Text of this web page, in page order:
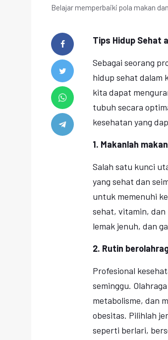
Belajar memperbaiki pola makan
Tips Hidup Sehat
Sebagai seorang
hidup sehat dalam
kita dapat
tubuh secara
kesehatan yang
1. Makanlah
Salah satu kunci
yang sehat dan
untuk memenuhi
sehat, vitamin, dan
lemak jenuh, dan
2. Rutin
Profesional
seminggu.
metabolisme, dan
obesitas. Pilihlah
seperti berlari,